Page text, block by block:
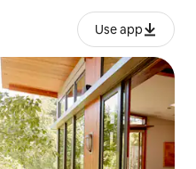
Use app